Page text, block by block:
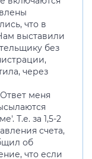
что в
выставили
без
через
меня
Т.е. за 1,5-2
счета,
об
что если